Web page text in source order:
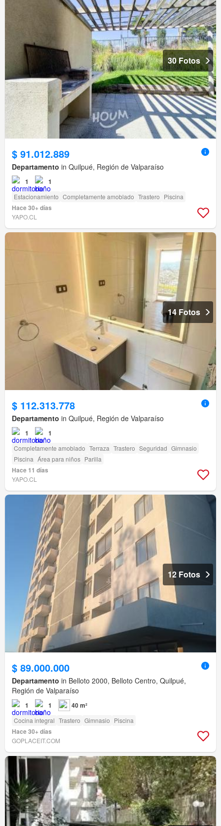
30 Fotos
$ 91.012.889
Departamento in Quilpué, Región de Valparaíso
1 1
Estacionamiento Completamente amoblado Trastero Piscina
Hace 30+ días
YAPO.CL
14 Fotos
$ 112.313.778
Departamento in Quilpué, Región de Valparaíso
1 1
Completamente amoblado Terraza Trastero Seguridad Gimnasio
Piscina Área para niños Parilla
Hace 11 días
YAPO.CL
12 Fotos
$ 89.000.000
Departamento in Belloto 2000, Belloto Centro, Quilpué,
Región de Valparaíso
1 1 40 m²
Cocina integral Trastero Gimnasio Piscina
Hace 30+ días
GOPLACEIT.COM